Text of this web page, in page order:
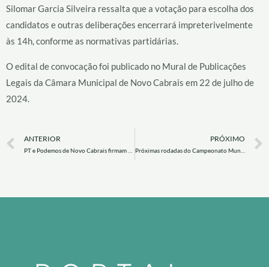
Silomar Garcia Silveira ressalta que a votação para escolha dos
candidatos e outras deliberações encerrará impreterivelmente
às 14h, conforme as normativas partidárias.
O edital de convocação foi publicado no Mural de Publicações
Legais da Câmara Municipal de Novo Cabrais em 22 de julho de
2024.
Prev
ANTERIOR PRÓXIMO